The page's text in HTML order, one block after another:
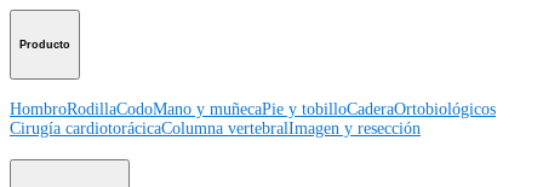
Producto
HombroRodillaCodoMano y muñecaPie y tobilloCaderaOrtobiológicos
Cirugía cardiotorácicaColumna vertebralImagen y resección